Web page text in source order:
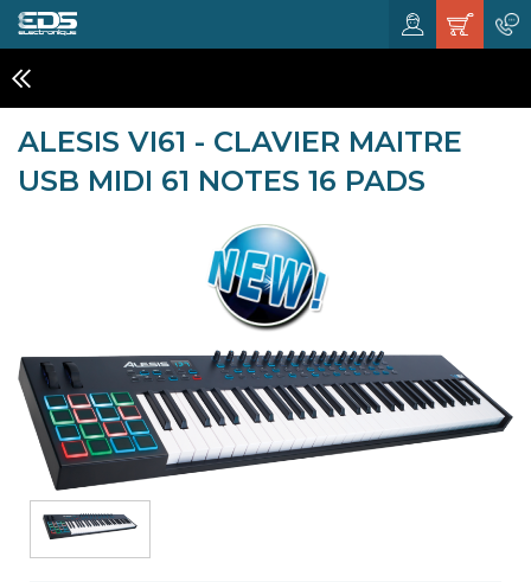
ALESIS VI61 - CLAVIER MAITRE
USB MIDI 61 NOTES 16 PADS